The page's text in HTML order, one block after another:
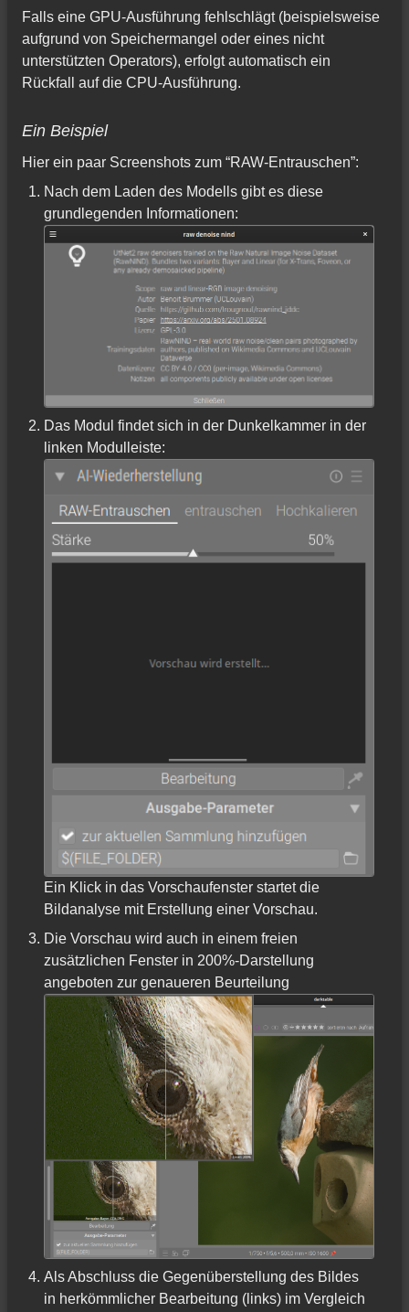
Falls eine GPU-Ausführung fehlschlägt (beispielsweise
aufgrund von Speichermangel oder eines nicht
unterstützten Operators), erfolgt automatisch ein
Rückfall auf die CPU-Ausführung.
Ein Beispiel
Hier ein paar Screenshots zum “RAW-Entrauschen”:
Nach dem Laden des Modells gibt es diese
grundlegenden Informationen:
Das Modul findet sich in der Dunkelkammer in der
linken Modulleiste:
Ein Klick in das Vorschaufenster startet die
Bildanalyse mit Erstellung einer Vorschau.
Die Vorschau wird auch in einem freien
zusätzlichen Fenster in 200%-Darstellung
angeboten zur genaueren Beurteilung
Als Abschluss die Gegenüberstellung des Bildes
in herkömmlicher Bearbeitung (links) im Vergleich